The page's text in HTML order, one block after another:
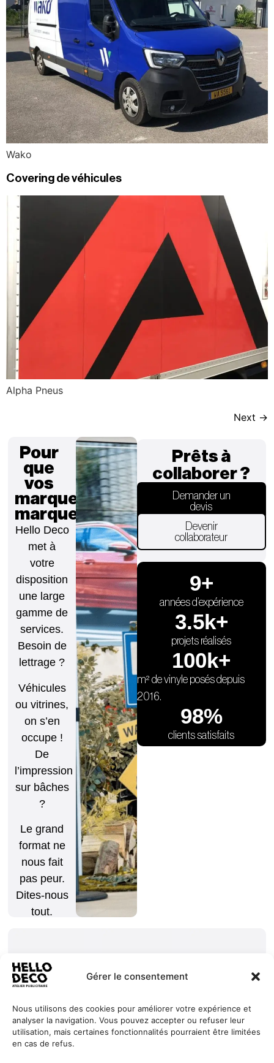
Gérer le consentement
Nous utilisons des cookies pour améliorer votre expérience et
analyser la navigation. Vous pouvez accepter ou refuser leur
utilisation, mais certaines fonctionnalités pourraient être limitées
en cas de refus.
Wako
Covering de véhicules
Alpha Pneus
Next →
Pour
que
vos
marques
marquent.
Hello Deco
met à
votre
disposition
une large
gamme de
services.
Besoin de
lettrage ?
Véhicules
ou vitrines,
on s’en
occupe !
De
l’impression
sur bâches
?
Le grand
format ne
nous fait
pas peur.
Dites-nous
tout.
Prêts à
collaborer ?
Demander un
devis
Devenir
collaborateur
années d’expérience
9+
projets réalisés
3.5k+
m² de vinyle posés depuis
2016.
100k+
clients satisfaits
98%
Services
Réalisations
À propos
Nos
engagements
+352 27
44 99 88
HELLO
DECO